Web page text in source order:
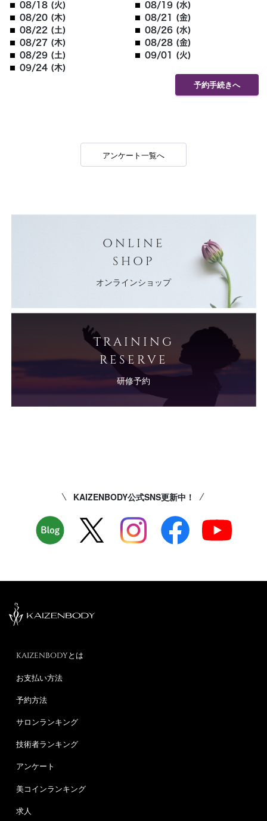
08/18 (火)
08/19 (水)
08/20 (木)
08/21 (金)
08/22 (土)
08/26 (水)
08/27 (木)
08/28 (金)
08/29 (土)
09/01 (火)
09/24 (木)
予約手続きへ
アンケート一覧へ
ONLINE
SHOP
オンラインショップ
TRAINING
RESERVE
研修予約
KAIZENBODY公式SNS更新中！
KAIZENBODYとは
お支払い方法
予約方法
サロンランキング
技術者ランキング
アンケート
美コインランキング
求人